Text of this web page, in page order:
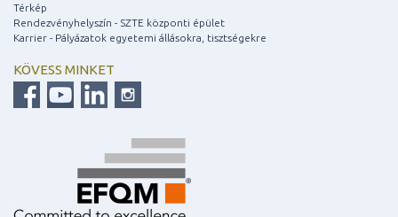
Térkép
Rendezvényhelyszín - SZTE központi épület
Karrier - Pályázatok egyetemi állásokra, tisztségekre
KÖVESS MINKET